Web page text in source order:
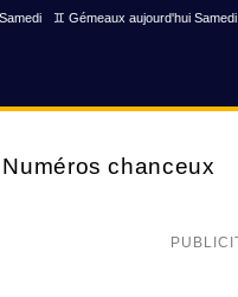
♊ Gémeaux aujourd'hui Samedi
Numéros chanceux